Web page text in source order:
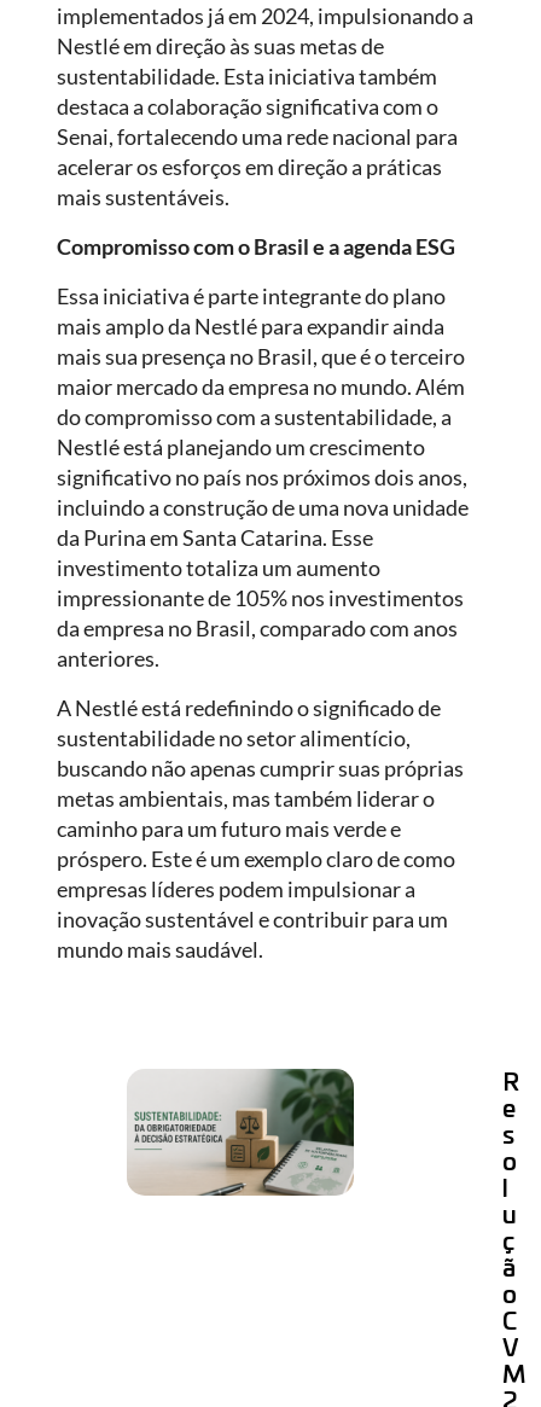
implementados já em 2024, impulsionando a
Nestlé em direção às suas metas de
sustentabilidade. Esta iniciativa também
destaca a colaboração significativa com o
Senai, fortalecendo uma rede nacional para
acelerar os esforços em direção a práticas
mais sustentáveis.
Compromisso com o Brasil e a agenda ESG
Essa iniciativa é parte integrante do plano
mais amplo da Nestlé para expandir ainda
mais sua presença no Brasil, que é o terceiro
maior mercado da empresa no mundo. Além
do compromisso com a sustentabilidade, a
Nestlé está planejando um crescimento
significativo no país nos próximos dois anos,
incluindo a construção de uma nova unidade
da Purina em Santa Catarina. Esse
investimento totaliza um aumento
impressionante de 105% nos investimentos
da empresa no Brasil, comparado com anos
anteriores.
A Nestlé está redefinindo o significado de
sustentabilidade no setor alimentício,
buscando não apenas cumprir suas próprias
metas ambientais, mas também liderar o
caminho para um futuro mais verde e
próspero. Este é um exemplo claro de como
empresas líderes podem impulsionar a
inovação sustentável e contribuir para um
mundo mais saudável.
R
e
s
o
u
ç
ã
o
C
V
M
2